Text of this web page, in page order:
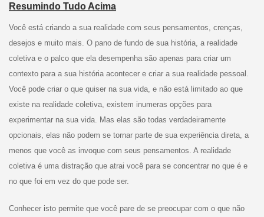
Resumindo Tudo Acima
Você está criando a sua realidade com seus pensamentos, crenças,
desejos e muito mais. O pano de fundo de sua história, a realidade
coletiva e o palco que ela desempenha são apenas para criar um
contexto para a sua história acontecer e criar a sua realidade pessoal.
Você pode criar o que quiser na sua vida, e não está limitado ao que
existe na realidade coletiva, existem inumeras opções para
experimentar na sua vida. Mas elas são todas verdadeiramente
opcionais, elas não podem se tornar parte de sua experiência direta, a
menos que você as invoque com seus pensamentos. A realidade
coletiva é uma distração que atrai você para se concentrar no que é e
no que foi em vez do que pode ser.
Conhecer isto permite que você pare de se preocupar com o que não